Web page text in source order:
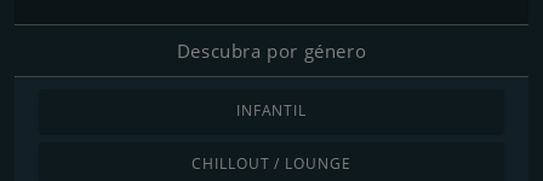
Descubra por género
INFANTIL
CHILLOUT / LOUNGE